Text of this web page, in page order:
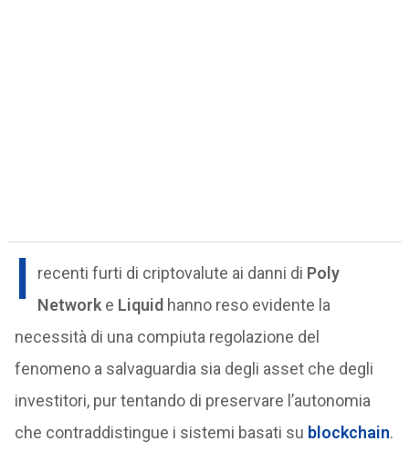
I recenti furti di criptovalute ai danni di Poly
Networke Liquid hanno reso evidente la
necessità di una compiuta regolazione del
fenomeno a salvaguardia sia degli asset che degli
investitori, pur tentando di preservare l’autonomia
che contraddistingue i sistemi basati su blockchain.